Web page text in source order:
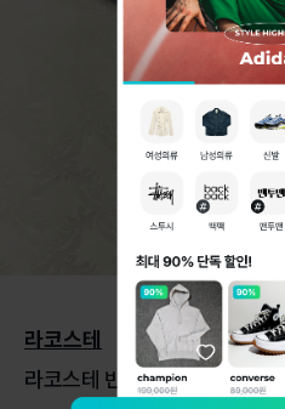
1 / 4
라코스테
라코스테 반팔카라티 L